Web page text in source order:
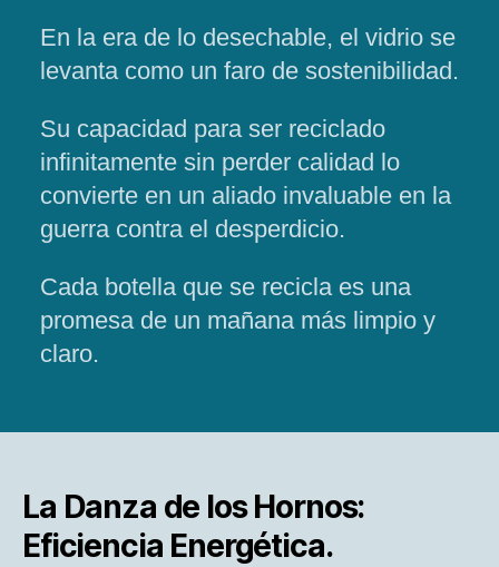
En la era de lo desechable, el vidrio se
levanta como un faro de sostenibilidad.
Su capacidad para ser reciclado
infinitamente sin perder calidad lo
convierte en un aliado invaluable en la
guerra contra el desperdicio.
Cada botella que se recicla es una
promesa de un mañana más limpio y
claro.
La Danza de los Hornos:
Eficiencia Energética.